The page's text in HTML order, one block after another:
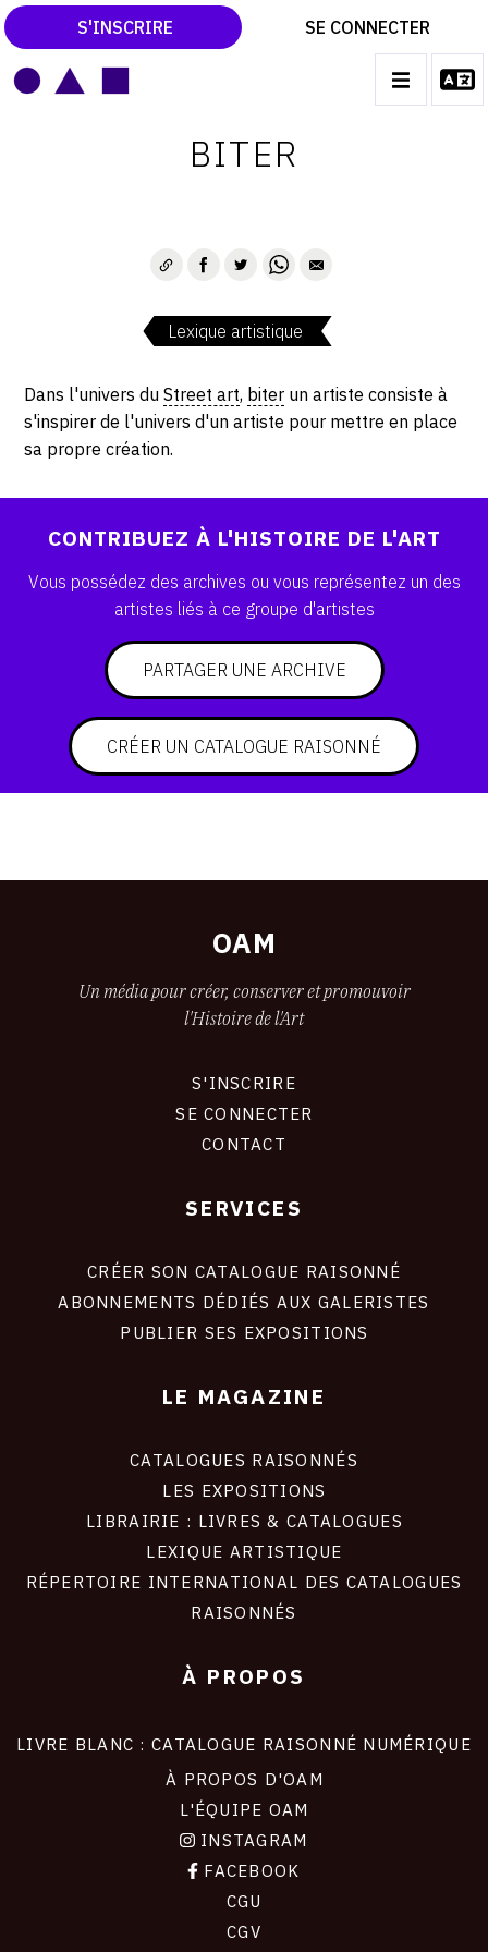
S'INSCRIRE SE CONNECTER
CATALOGUES RAISONNÉS
LES VERNISSAGES
ACTUALITÉS DU MONDE DE L'ART
LEXIQUE ARTISTIQUE
SERVICES
ABONNEMENTS DÉDIÉS AUX GALERISTES
CRÉER SON SITE ARTISTE
CRÉER SON CATALOGUE D'EXPO
PUBLIER SES EXPOSITIONS
DEVENIR CONTRIBUTEUR
CONTACT
CGV
FACEBOOK
TWITTER
BITER
Lexique artistique
Dans l'univers duStreet art, biter un artiste consiste à
s'inspirer de l'univers d'un artiste pour mettre en place
sa propre création.
CONTRIBUEZ À L'HISTOIRE DE L'ART
Vous possédez des archives ou vous représentez un des
artistes liés à ce groupe d'artistes
PARTAGER UNE ARCHIVE
CRÉER UN CATALOGUE RAISONNÉ
OAM
Un média pour créer, conserver et promouvoir
l'Histoire de l'Art
S'INSCRIRE
SE CONNECTER
CONTACT
SERVICES
CRÉER SON CATALOGUE RAISONNÉ
ABONNEMENTS DÉDIÉS AUX GALERISTES
PUBLIER SES EXPOSITIONS
LE MAGAZINE
CATALOGUES RAISONNÉS
LES EXPOSITIONS
LIBRAIRIE : LIVRES & CATALOGUES
LEXIQUE ARTISTIQUE
RÉPERTOIRE INTERNATIONAL DES CATALOGUES
RAISONNÉS
À PROPOS
LIVRE BLANC : CATALOGUE RAISONNÉ NUMÉRIQUE
À PROPOS D'OAM
L'ÉQUIPE OAM
INSTAGRAM
FACEBOOK
CGU
CGV